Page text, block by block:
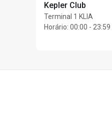
Kepler Club
Terminal 1 KLIA
Horário: 00:00 - 23:59